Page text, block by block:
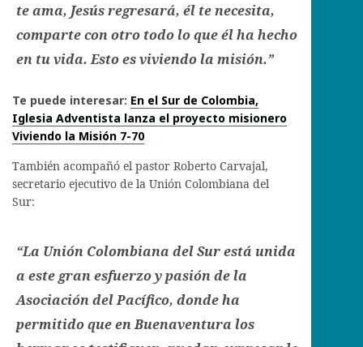
te ama, Jesús regresará, él te necesita,
comparte con otro todo lo que él ha hecho
en tu vida. Esto es viviendo la misión.”
Te puede interesar: En el Sur de Colombia,
Iglesia Adventista lanza el proyecto misionero
Viviendo la Misión 7-70
También acompañó el pastor Roberto Carvajal,
secretario ejecutivo de la Unión Colombiana del
Sur:
“La Unión Colombiana del Sur está unida
a este gran esfuerzo y pasión de la
Asociación del Pacífico, donde ha
permitido que en Buenaventura los